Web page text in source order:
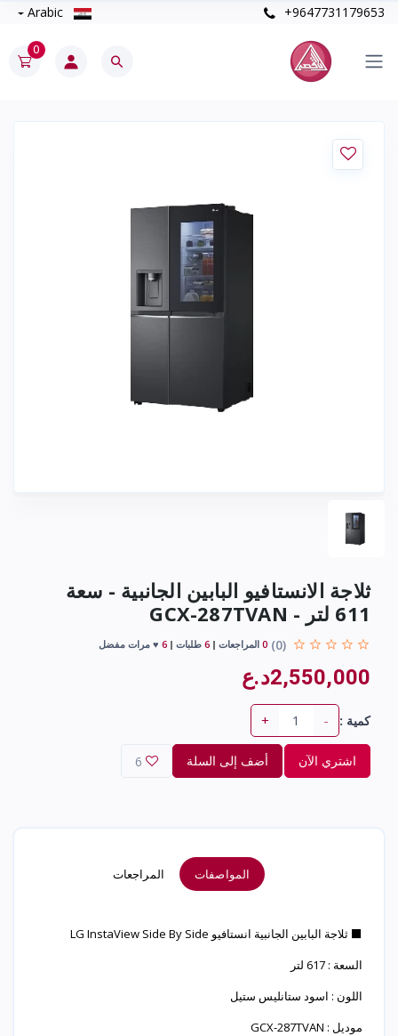
+9647731179653
0
ثلاجة الانستافيو البابين الجانبية - سعة
611 لتر - GCX-287TVAN
(0)
0 المراجعات 6 طلبات 6 ♥ مرات مفضل
2,550,000د.ع
كمية : -
+
اشتري الآن أضف إلى السلة 6
المواصفات المراجعات
⬛ ثلاجة البابين الجانبية انستافيو LG InstaView Side By Side
السعة : 617 لتر
اللون : اسود ستانليس ستيل
موديل : GCX-287TVAN